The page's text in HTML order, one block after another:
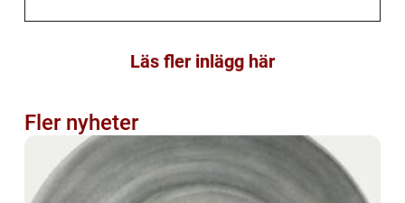
Läs fler inlägg här
Fler nyheter